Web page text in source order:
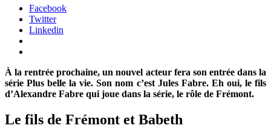
Facebook
Twitter
Linkedin
À la rentrée prochaine, un nouvel acteur fera son entrée dans la
série Plus belle la vie. Son nom c’est Jules Fabre. Eh oui, le fils
d’Alexandre Fabre qui joue dans la série, le rôle de Frémont.
Le fils de Frémont et Babeth